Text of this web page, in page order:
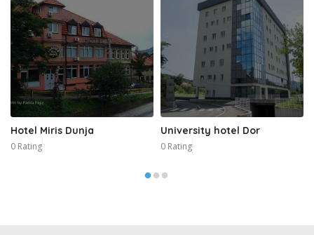
Hotel Miris Dunja
0 Rating
University hotel Dor
0 Rating